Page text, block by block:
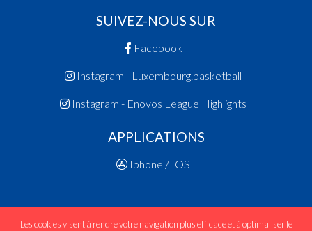
SUIVEZ-NOUS SUR
Facebook
Instagram - Luxembourg.basketball
Instagram - Enovos League Highlights
APPLICATIONS
Iphone / IOS
Les cookies visent à rendre votre navigation plus efficace et à optimaliser le